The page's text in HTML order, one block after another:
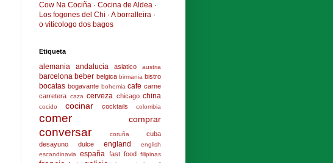
Cow Na Cociña · Cocina de Aldea ·
Los fogones del Chi · A borralleira ·
o viticologo dos bagos
Etiqueta
alemania andalucia asiatico austria
barcelona beber belgica birmania bistro
bocatas bogavante bohemia cafe carne
carretera caza cerveza chicago china
cocido cocinar cocktails colombia
comer comprar
conversar coruña
cuba
desayuno
dulce england
english
escandinavia
españa fast food filipinas